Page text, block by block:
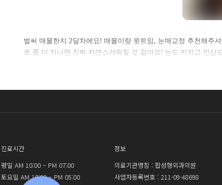
셀
로그인
벌써 매몰한지 2달차에요! 매몰이랑 윗트임, 눈매교정 추천해주
로 좀 더 지나면 진짜 자연스러워질 것 같아요! 눈도 커지고 인
진료시간
평일 AM 10:00 ~ PM 07:00
토요일 AM 10:00 ~ PM 05:00
정보
의료기관명칭 : 팝성형외과의원
사업자등록번호 : 211-09-48698